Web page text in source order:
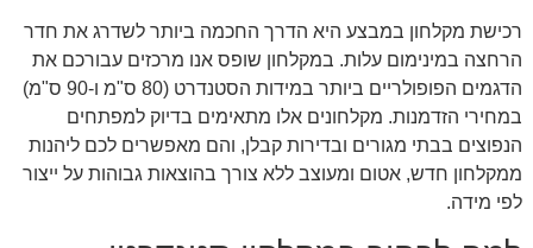
רכישת מקלחון במבצע היא הדרך החכמה ביותר לשדרג את חדר
הרחצה במינימום עלות. במקלחון שופס אנו מרכזים עבורכם את
הדגמים הפופולריים ביותר במידות הסטנדרט (80 ס"מ ו-90 ס"מ)
במחירי הזדמנות. מקלחונים אלו מתאימים בדיוק למפתחים
הנפוצים בבתי מגורים ובדירות קבלן, והם מאפשרים לכם ליהנות
ממקלחון חדש, אטום ומעוצב ללא צורך בהוצאות גבוהות על ייצור
לפי מידה.